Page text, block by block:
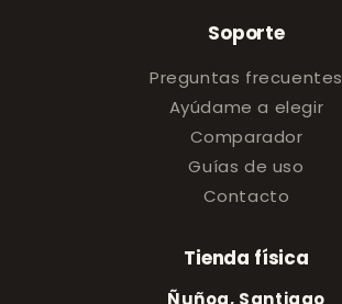
Soporte
Preguntas frecuentes
Ayúdame a elegir
Comparador
Guías de uso
Contacto
Tienda física
Ñuñoa, Santiago